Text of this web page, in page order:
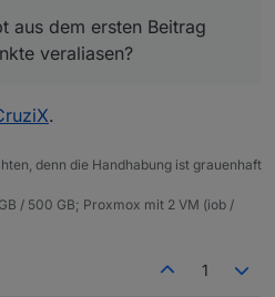
aus dem ersten Beitrag
veraliasen?
.
denn die Handhabung ist grauenhaft
/ 500 GB; Proxmox mit 2 VM (iob /
1